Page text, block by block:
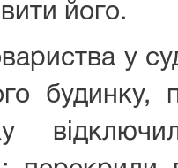
його.
у